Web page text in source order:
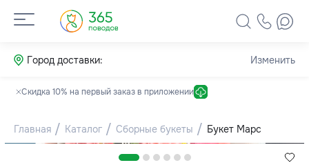
Город доставки: Изменить
Скидка 10% на первый заказ в приложении
Главная Каталог Сборные букеты Букет Марс